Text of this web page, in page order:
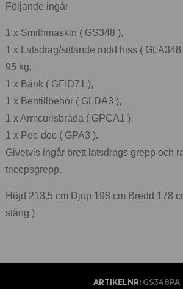
Följande ingår
1 x Smithmaskin ( GS348 ),
1 x Latsdrag/sittande rodd hiss (
95 kg,
1 x Bänk ( GFID71 ),
1 x Bentillbehör ( GLDA3 ),
1 x Armcurlsbräda ( GPCA1 )
1 x Pec-dec ( GPA3 ).
Givetvis ingår brett latsdrags grepp och
tricepsgrepp.
Höjd 213,5 cm Djup 198 cm Bredd 178
stång )
ARTIKELNR: GS348PA